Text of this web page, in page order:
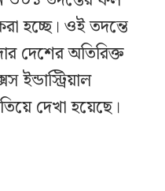
হচ্ছে। ওই তদন্তে
দেশের অতিরিক্ত
ইন্ডাস্ট্রিয়াল
দেখা হয়েছে।